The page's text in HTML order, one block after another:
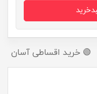
🟢 خرید اقساطی آسان